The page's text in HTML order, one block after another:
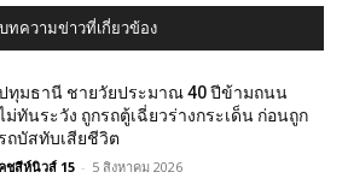
บทความข่าวที่เกี่ยวข้อง
ทุมธานี ชายวัยประมาณ 40 ปีข้ามถนน
ม่ทันระวัง ถูกรถตู้เฉี่ยวร่างกระเด็น ก่อนถูก
ถบัสทับเสียชีวิต
ชสีห์นิวส์ 15 - 5 สิงหาคม 2026